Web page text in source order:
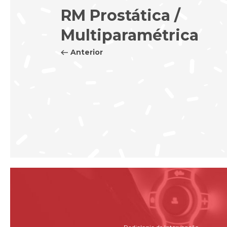
RM Prostática /
Multiparamétrica
Anterior